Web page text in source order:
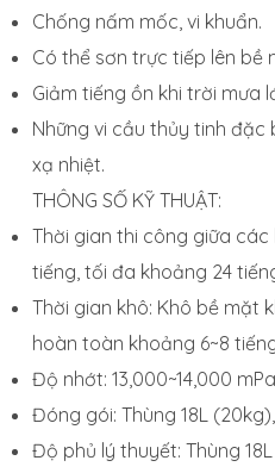
Chống nấm mốc, vi khuẩn.
Có thể sơn trực tiếp lên bề
Giảm tiếng ồn khi trời mưa
Những vi cầu thủy tinh
xạ nhiệt.
THÔNG SỐ KỸ THUẬT:
Thời gian thi công giữa các
tiếng, tối đa khoảng 24
Thời gian khô: Khô bề mặt
hoàn toàn khoảng 6~8
Độ nhớt: 13,000~14,000
Đóng gói: Thùng 18L
Độ phủ lý thuyết: Thùng 18L